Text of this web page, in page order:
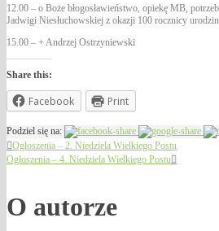
12.00 – o Boże błogosławieństwo, opiekę MB,
Jadwigi Niesłuchowskiej z okazji 100 rocznicy urodzin
15.00 – + Andrzej Ostrzyniewski
Share this:
Facebook Print
Podziel się na:
Ogłoszenia – 2. Niedziela Wielkiego Postu
Ogłoszenia – 4. Niedziela Wielkiego Postu
O autorze